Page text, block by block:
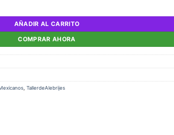
AÑADIR AL CARRITO
COMPRAR AHORA
, TallerdeAlebrijes